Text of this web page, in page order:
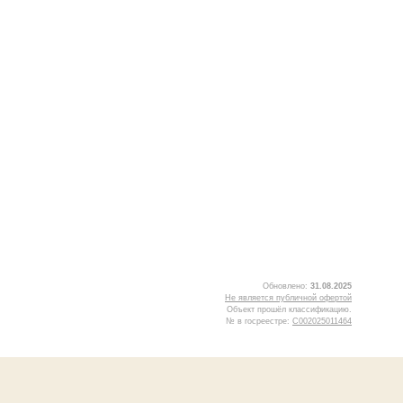
Обновлено: 31.08.2025
Не является публичной офертой
Объект прошёл классификацию.
№ в госреестре: С002025011464